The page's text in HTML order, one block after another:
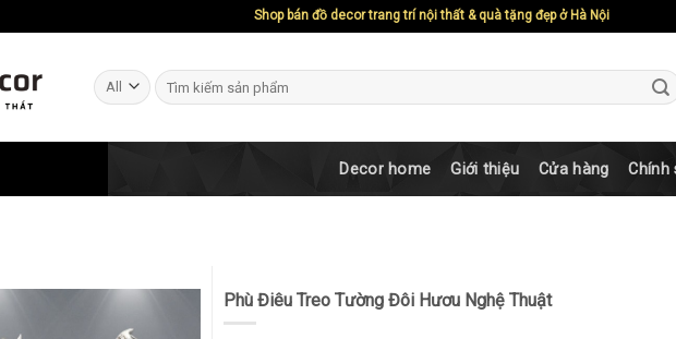
Shop bán đồ decor trang trí nội thất & quà tặng đẹp ở Hà Nội
Search
for:
Decor home Giới thiệu Cửa hàng Chính
Phù Điêu Treo Tường Đôi Hươu Nghệ Thuật